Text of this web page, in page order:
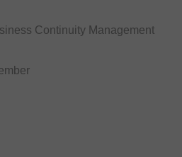
Continuity Management